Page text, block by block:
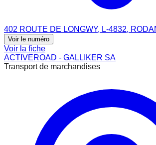
402 ROUTE DE LONGWY, L-4832,
Voir le numéro
Voir la fiche
ACTIVEROAD - GALLIKER SA
Transport de marchandises